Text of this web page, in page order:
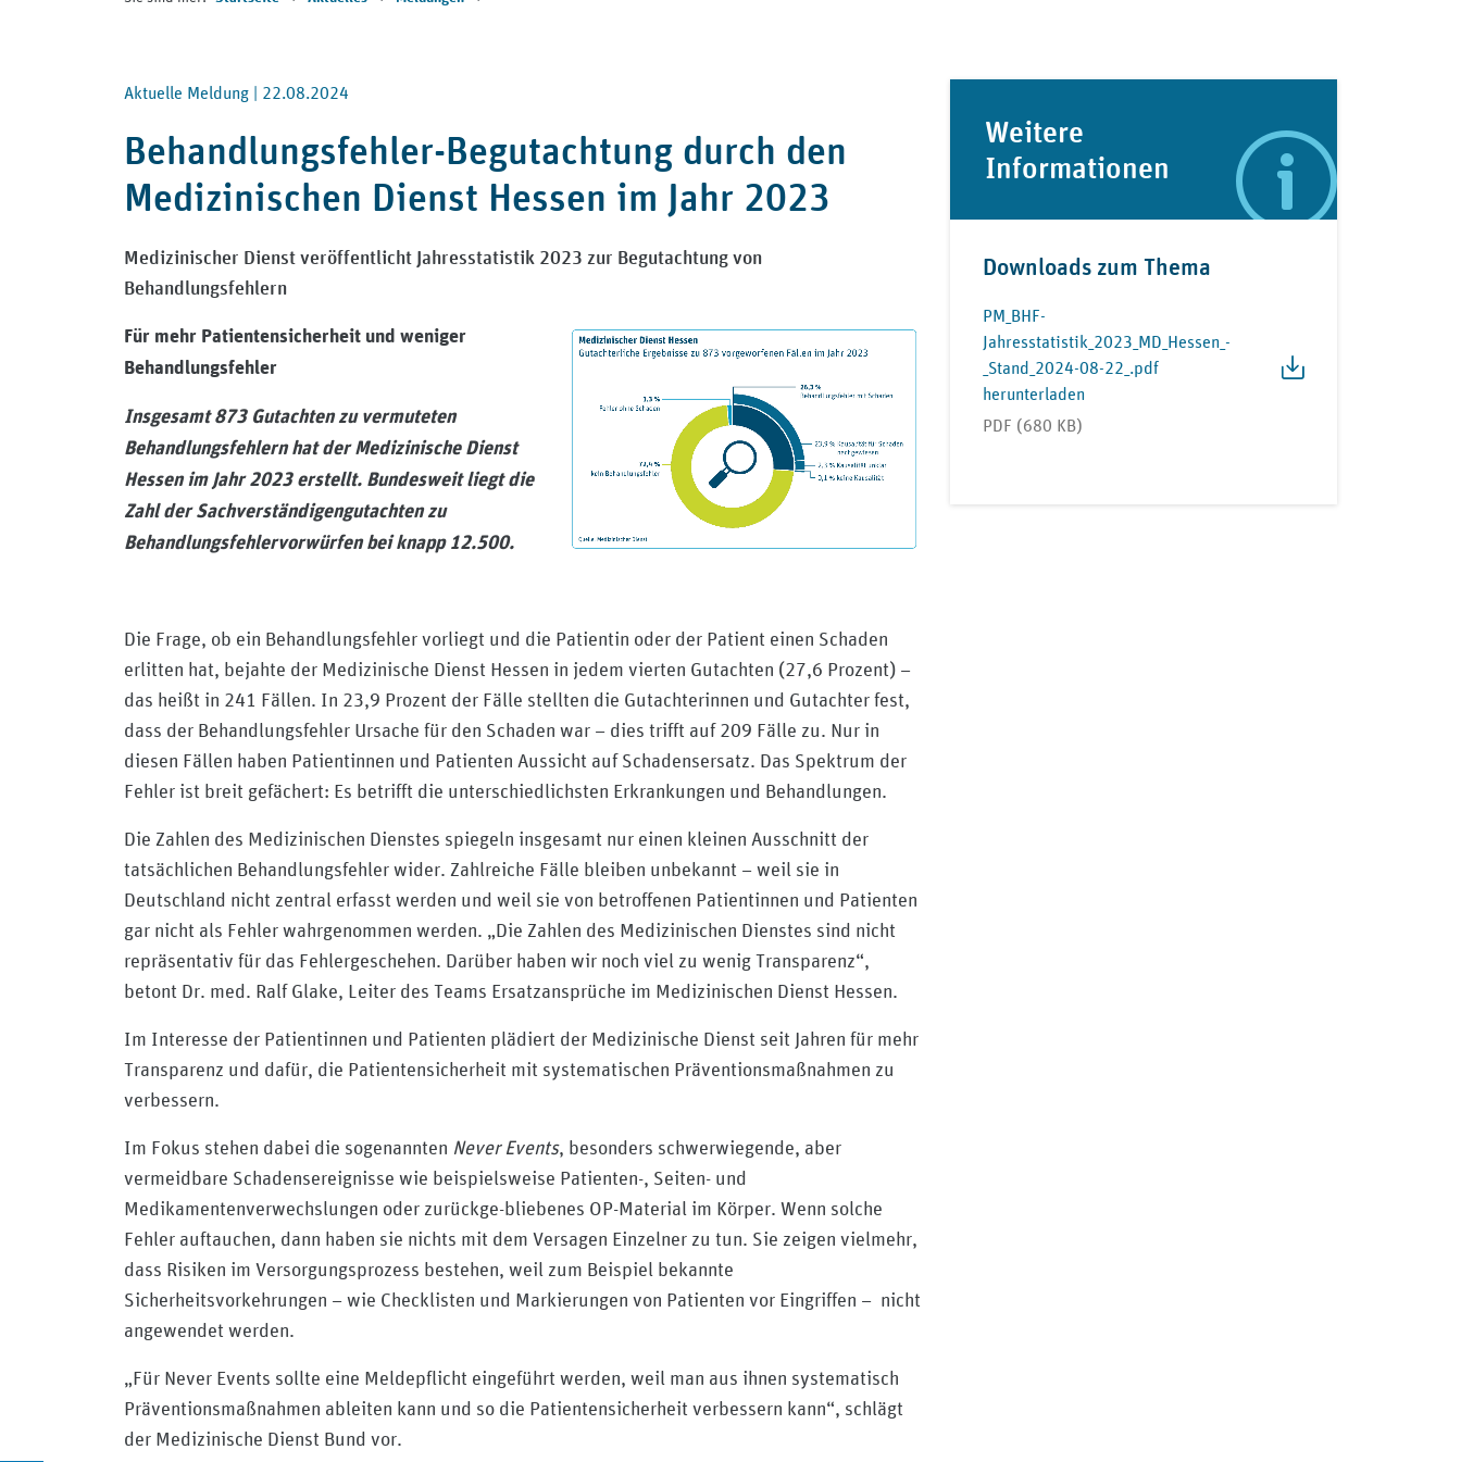
Aktuelle Meldung | 22.08.2024
Behandlungsfehler-Begutachtung durch den
Medizinischen Dienst Hessen im Jahr 2023
Medizinischer Dienst veröffentlicht Jahresstatistik 2023 zur Begutachtung von
Behandlungsfehlern
Für mehr Patientensicherheit und weniger
Behandlungsfehler
Insgesamt 873 Gutachten zu vermuteten
Behandlungsfehlern hat der Medizinische Dienst
Hessen im Jahr 2023 erstellt. Bundesweit liegt die
Zahl der Sachverständigengutachten zu
Behandlungsfehlervorwürfen bei knapp 12.500.
Die Frage, ob ein Behandlungsfehler vorliegt und die Patientin oder der Patient einen Schaden
erlitten hat, bejahte der Medizinische Dienst Hessen in jedem vierten Gutachten (27,6 Prozent) –
das heißt in 241 Fällen. In 23,9 Prozent der Fälle stellten die Gutachterinnen und Gutachter fest,
dass der Behandlungsfehler Ursache für den Schaden war – dies trifft auf 209 Fälle zu. Nur in
diesen Fällen haben Patientinnen und Patienten Aussicht auf Schadensersatz. Das Spektrum der
Fehler ist breit gefächert: Es betrifft die unterschiedlichsten Erkrankungen und Behandlungen.
Die Zahlen des Medizinischen Dienstes spiegeln insgesamt nur einen kleinen Ausschnitt der
tatsächlichen Behandlungsfehler wider. Zahlreiche Fälle bleiben unbekannt – weil sie in
Deutschland nicht zentral erfasst werden und weil sie von betroffenen Patientinnen und Patienten
gar nicht als Fehler wahrgenommen werden. „Die Zahlen des Medizinischen Dienstes sind nicht
repräsentativ für das Fehlergeschehen. Darüber haben wir noch viel zu wenig Transparenz“,
betont Dr. med. Ralf Glake, Leiter des Teams Ersatzansprüche im Medizinischen Dienst Hessen.
Im Interesse der Patientinnen und Patienten plädiert der Medizinische Dienst seit Jahren für mehr
Transparenz und dafür, die Patientensicherheit mit systematischen Präventionsmaßnahmen zu
verbessern.
Im Fokus stehen dabei die sogenannten Never Events, besonders schwerwiegende, aber
vermeidbare Schadensereignisse wie beispielsweise Patienten-, Seiten- und
Medikamentenverwechslungen oder zurückge-bliebenes OP-Material im Körper. Wenn solche
Fehler auftauchen, dann haben sie nichts mit dem Versagen Einzelner zu tun. Sie zeigen vielmehr,
dass Risiken im Versorgungsprozess bestehen, weil zum Beispiel bekannte
Sicherheitsvorkehrungen – wie Checklisten und Markierungen von Patienten vor Eingriffen – nicht
angewendet werden.
„Für Never Events sollte eine Meldepflicht eingeführt werden, weil man aus ihnen systematisch
Präventionsmaßnahmen ableiten kann und so die Patientensicherheit verbessern kann“, schlägt
der Medizinische Dienst Bund vor.
Weitere
Informationen
Downloads zum Thema
PM_BHF-
Jahresstatistik_2023_MD_Hessen_-
_Stand_2024-08-22_.pdf
herunterladen
PDF (680 KB)